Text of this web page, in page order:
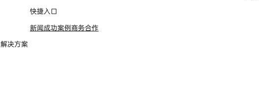
快捷入口
新闻成功案例商务合作
解决方案